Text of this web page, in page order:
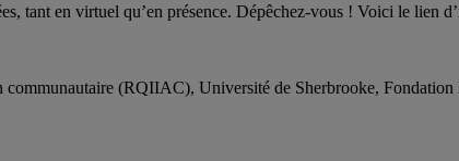
tant en virtuel qu’en présence. Dépêchez-vous ! Voici le lien
communautaire (RQIIAC), Université de Sherbrooke, Fondation